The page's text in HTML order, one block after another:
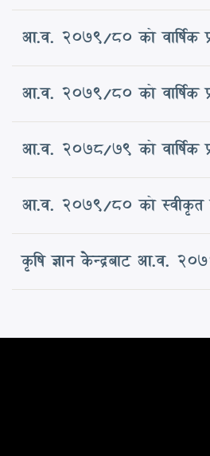
आ.व. २०७९/८० को वार्षिक
आ.व. २०७९/८० को वार्षिक
आ.व. 2078/79 को वार्षिक
आ.व. २०७९/८० को स्वीकृत
कृषि ज्ञान केन्द्रबाट आ.व.